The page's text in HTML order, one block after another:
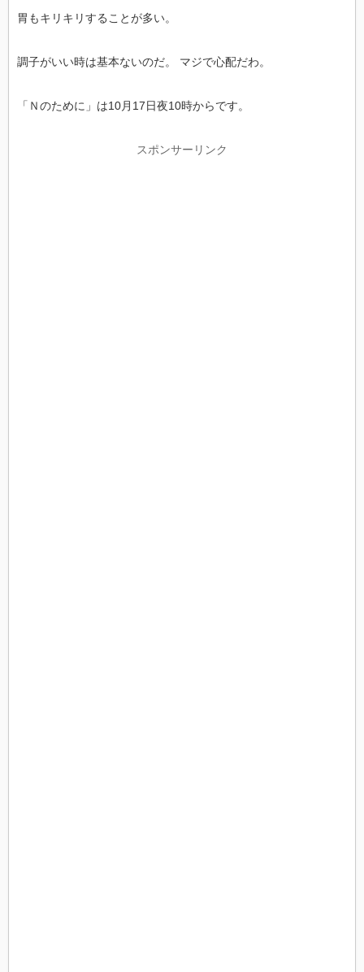
胃もキリキリすることが多い。
調子がいい時は基本ないのだ。 マジで心配だわ。
「Ｎのために」は10月17日夜10時からです。
スポンサーリンク